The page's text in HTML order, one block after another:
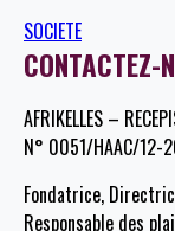
SOCIETE
CONTACTEZ-
AFRIKELLES –
N° 0051/HAAC/12-
Fondatrice,
Responsable des